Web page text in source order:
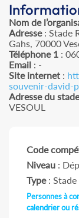
Nom de
Adresse: Stade
Gahs, 70000
Téléphone 1 :
Email : -
Site internet :
souvenir-david-
Adresse du stade
VESOUL
Code
Niveau :
Type: Stade
Personnes à
calendrier ou